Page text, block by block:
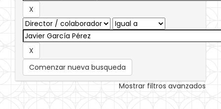
Comenzar nueva busqueda
Mostrar filtros avanzados